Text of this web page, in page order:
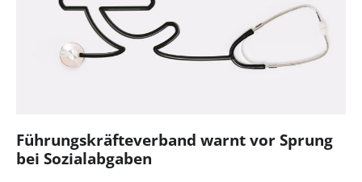
Führungskräfteverband warnt vor Sprung
bei Sozialabgaben